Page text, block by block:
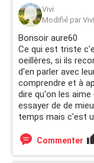
Vivi
Modifié par
Bonsoir aure60
Ce qui est triste
oeillères, si ils
d'en parler avec
comprendre et à
dire qu'on les
essayer de de
temps mais c'est
Commenter